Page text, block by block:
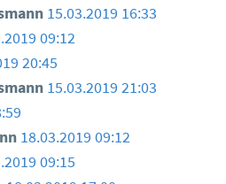
15.03.2019 16:33
09:12
20:45
15.03.2019 21:03
18.03.2019 09:12
09:15